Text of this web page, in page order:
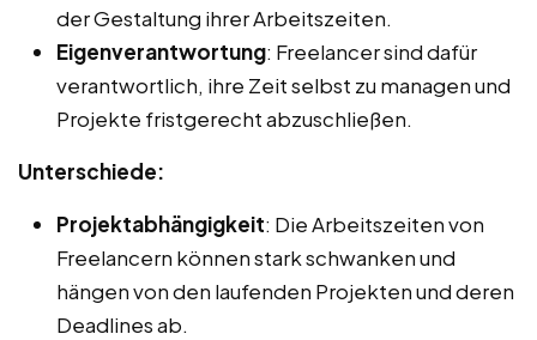
der Gestaltung ihrer Arbeitszeiten.
Eigenverantwortung: Freelancer sind dafür
verantwortlich, ihre Zeit selbst zu managen und
Projekte fristgerecht abzuschließen.
Unterschiede:
Projektabhängigkeit: Die Arbeitszeiten von
Freelancern können stark schwanken und
hängen von den laufenden Projekten und deren
Deadlines ab.